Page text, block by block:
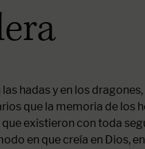
hadas y en los
que la memoria de los
que existieron con toda
en que creía en Dios,